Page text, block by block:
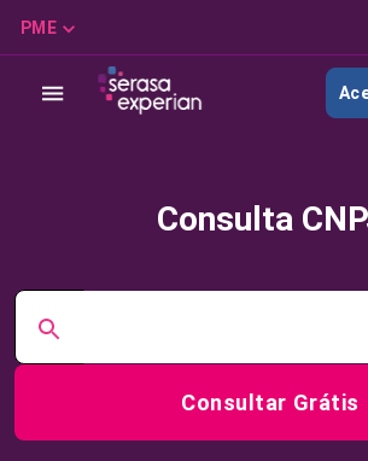
PME
Consulta
Consultar Grátis